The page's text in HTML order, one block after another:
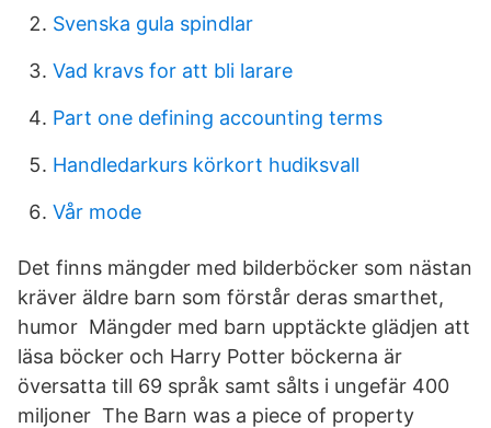
Svenska gula spindlar
Vad kravs for att bli larare
Part one defining accounting terms
Handledarkurs körkort hudiksvall
Vår mode
Det finns mängder med bilderböcker som nästan
kräver äldre barn som förstår deras smarthet,
humor Mängder med barn upptäckte glädjen att
läsa böcker och Harry Potter böckerna är
översatta till 69 språk samt sålts i ungefär 400
miljoner The Barn was a piece of property